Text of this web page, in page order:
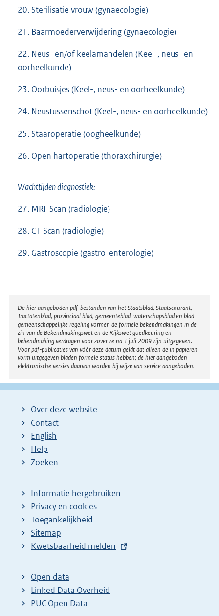
20. Sterilisatie vrouw (gynaecologie)
21. Baarmoederverwijdering (gynaecologie)
22. Neus- en/of keelamandelen (Keel-, neus- en
oorheelkunde)
23. Oorbuisjes (Keel-, neus- en oorheelkunde)
24. Neustussenschot (Keel-, neus- en oorheelkunde)
25. Staaroperatie (oogheelkunde)
26. Open hartoperatie (thoraxchirurgie)
Wachttijden diagnostiek:
27. MRI-Scan (radiologie)
28. CT-Scan (radiologie)
29. Gastroscopie (gastro-enterologie)
Disclaimer
De hier aangeboden pdf-bestanden van het Staatsblad, Staatscourant,
Tractatenblad, provinciaal blad, gemeenteblad, waterschapsblad en blad
gemeenschappelijke regeling vormen de formele bekendmakingen in de
zin van de Bekendmakingswet en de Rijkswet goedkeuring en
bekendmaking verdragen voor zover ze na 1 juli 2009 zijn uitgegeven.
Voor pdf-publicaties van vóór deze datum geldt dat alleen de in papieren
vorm uitgegeven bladen formele status hebben; de hier aangeboden
elektronische versies daarvan worden bij wijze van service aangeboden.
Over deze website
Contact
English
Help
Zoeken
Informatie hergebruiken
Privacy en cookies
Toegankelijkheid
Sitemap
E
t
e
r
Kwetsbaarheid melden
Open data
Linked Data Overheid
PUC Open Data